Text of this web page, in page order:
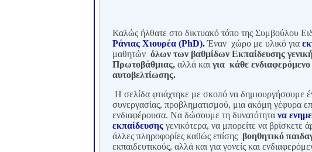
Καλώς ήλθατε στο δικτυακό τόπο της Συμβούλου
Ράνιας Χιουρέα (PhD).Έναν χώρο με υλικό για
μαθητών όλων των βαθμίδων Εκπαίδευσης
Πρωτοβάθμιας, αλλά και για κάθε
αυτοβελτίωσης.
Η σελίδα φτιάχτηκε με σκοπό να δημιουργήσουμε
συνεργασίας, προβληματισμού, μια ακόμη γέφυρα
ενδιαφέρουσα. Να δώσουμε τη δυνατότητα να
εκπαίδευσης γενικότερα, να μπορείτε να βρίσκετε
άλλες πληροφορίες καθώς επίσης βοηθητικό
εκπαιδευτικούς, αλλά και για γονείς και